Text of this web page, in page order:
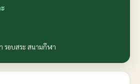
รอบสระ สนามกีฬา